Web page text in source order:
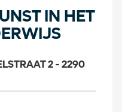
IN HET
2 - 2290